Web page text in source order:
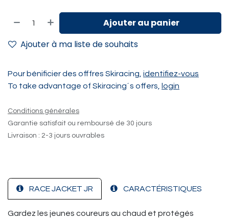
Ajouter au panier
Ajouter à ma liste de souhaits
Pour bénificier des offfres Skiracing, identifiez-vous
To take advantage of Skiracing´s offers,
login
Conditions générales
Garantie satisfait ou remboursé de 30 jours
Livraison : 2-3 jours ouvrables
RACE JACKET JR CARACTÉRISTIQUES
Gardez les jeunes coureurs au chaud et protégés